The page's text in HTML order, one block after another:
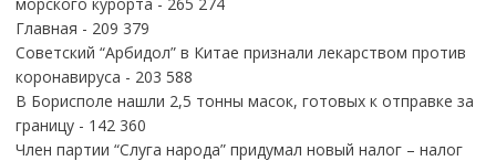
Главная - 209 379
Советский “Арбидол” в Китае признали лекарством против
коронавируса - 203 588
В Борисполе нашли 2,5 тонны масок, готовых к отправке за
границу- 142 360
Член партии “Слуга народа” придумал новый налог – налог